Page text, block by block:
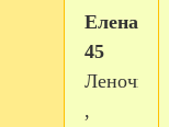
Елена
45
Леночка
,